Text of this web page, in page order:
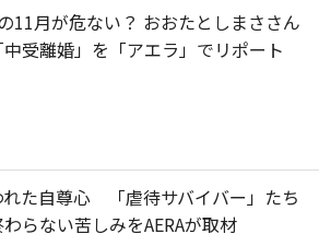
11月が危ない？ おおたとしまささん
受離婚」を「アエラ」でリポート
れた自尊心 「虐待サバイバー」たち
らない苦しみをAERAが取材